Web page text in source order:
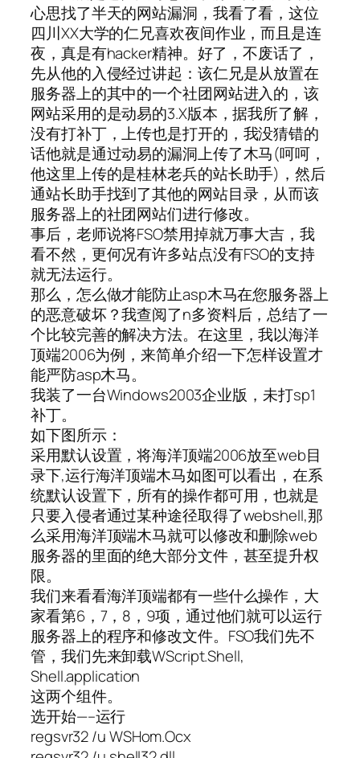
心思找了半天的网站漏洞，我看了看，这位
四川XX大学的仁兄喜欢夜间作业，而且是连
夜，真是有hacker精神。好了，不废话了，
先从他的入侵经过讲起：该仁兄是从放置在
服务器上的其中的一个社团网站进入的，该
网站采用的是动易的3.X版本，据我所了解，
没有打补丁，上传也是打开的，我没猜错的
话他就是通过动易的漏洞上传了木马(呵呵，
他这里上传的是桂林老兵的站长助手)，然后
通站长助手找到了其他的网站目录，从而该
服务器上的社团网站们进行修改。
事后，老师说将FSO禁用掉就万事大吉，我
看不然，更何况有许多站点没有FSO的支持
就无法运行。
那么，怎么做才能防止asp木马在您服务器上
的恶意破坏？我查阅了n多资料后，总结了一
个比较完善的解决方法。在这里，我以海洋
顶端2006为例，来简单介绍一下怎样设置才
能严防asp木马。
我装了一台Windows2003企业版，未打sp1
补丁。
如下图所示：
采用默认设置，将海洋顶端2006放至web目
录下,运行海洋顶端木马如图可以看出，在系
统默认设置下，所有的操作都可用，也就是
只要入侵者通过某种途径取得了webshell,那
么采用海洋顶端木马就可以修改和删除web
服务器的里面的绝大部分文件，甚至提升权
限。
我们来看看海洋顶端都有一些什么操作，大
家看第6，7，8，9项，通过他们就可以运行
服务器上的程序和修改文件。FSO我们先不
管，我们先来卸载WScript.Shell,
Shell.application
这两个组件。
选开始—–运行
regsvr32 /u WSHom.Ocx